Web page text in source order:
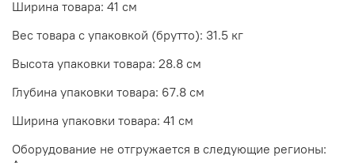
Ширина товара: 41 см
Вес товара с упаковкой (брутто): 31.5 кг
Высота упаковки товара: 28.8 см
Глубина упаковки товара: 67.8 см
Ширина упаковки товара: 41 см
Оборудование не отгружается в следующие регионы: